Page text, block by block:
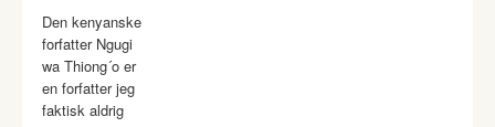
Den kenyanske
forfatter Ngugi
wa Thiong´o er
en forfatter jeg
faktisk aldrig